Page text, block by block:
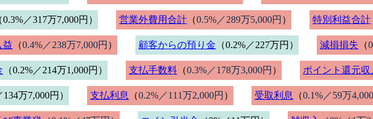
0.3%／317万7,000円） 営業外費用合計 （0.5%／289万5,000円 ） 特別利益合計
益 （0.4%／238万7,000円 ） 顧客からの預り金 （0.2%／227万円） 減損損失 （
（0.2%／214万1,000円） 支払手数料 （0.3%／178万3,000円 ） ポイント還元収
134万7,000円） 支払利息 （0.2%／111万2,000円 ） 受取利息 （0.1%／59万